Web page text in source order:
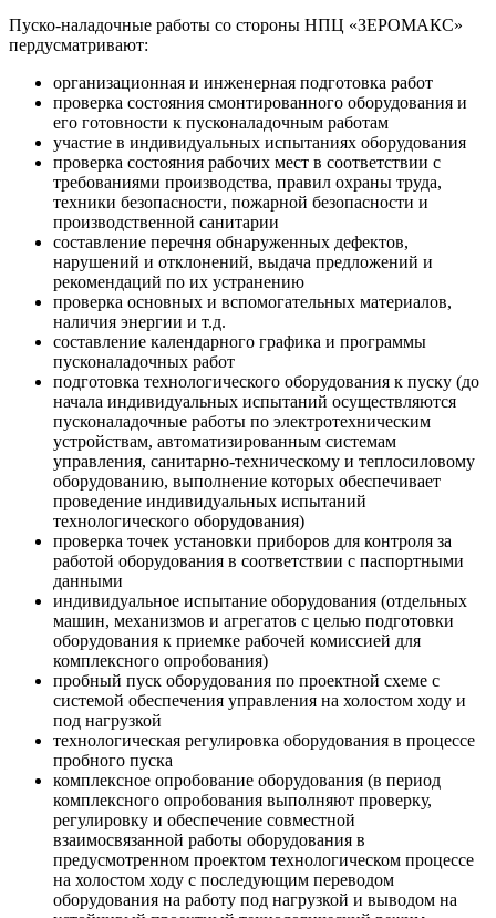
Пуско-наладочные работы со стороны НПЦ «ЗЕРОМАКС»
пердусматривают:
организационная и инженерная подготовка работ
проверка состояния смонтированного оборудования и
его готовности к пусконаладочным работам
участие в индивидуальных испытаниях оборудования
проверка состояния рабочих мест в соответствии с
требованиями производства, правил охраны труда,
техники безопасности, пожарной безопасности и
производственной санитарии
составление перечня обнаруженных дефектов,
нарушений и отклонений, выдача предложений и
рекомендаций по их устранению
проверка основных и вспомогательных материалов,
наличия энергии и т.д.
составление календарного графика и программы
пусконаладочных работ
подготовка технологического оборудования к пуску (до
начала индивидуальных испытаний осуществляются
пусконаладочные работы по электротехническим
устройствам, автоматизированным системам
управления, санитарно-техническому и теплосиловому
оборудованию, выполнение которых обеспечивает
проведение индивидуальных испытаний
технологического оборудования)
проверка точек установки приборов для контроля за
работой оборудования в соответствии с паспортными
данными
индивидуальное испытание оборудования (отдельных
машин, механизмов и агрегатов с целью подготовки
оборудования к приемке рабочей комиссией для
комплексного опробования)
пробный пуск оборудования по проектной схеме с
системой обеспечения управления на холостом ходу и
под нагрузкой
технологическая регулировка оборудования в процессе
пробного пуска
комплексное опробование оборудования (в период
комплексного опробования выполняют проверку,
регулировку и обеспечение совместной
взаимосвязанной работы оборудования в
предусмотренном проектом технологическом процессе
на холостом ходу с последующим переводом
оборудования на работу под нагрузкой и выводом на